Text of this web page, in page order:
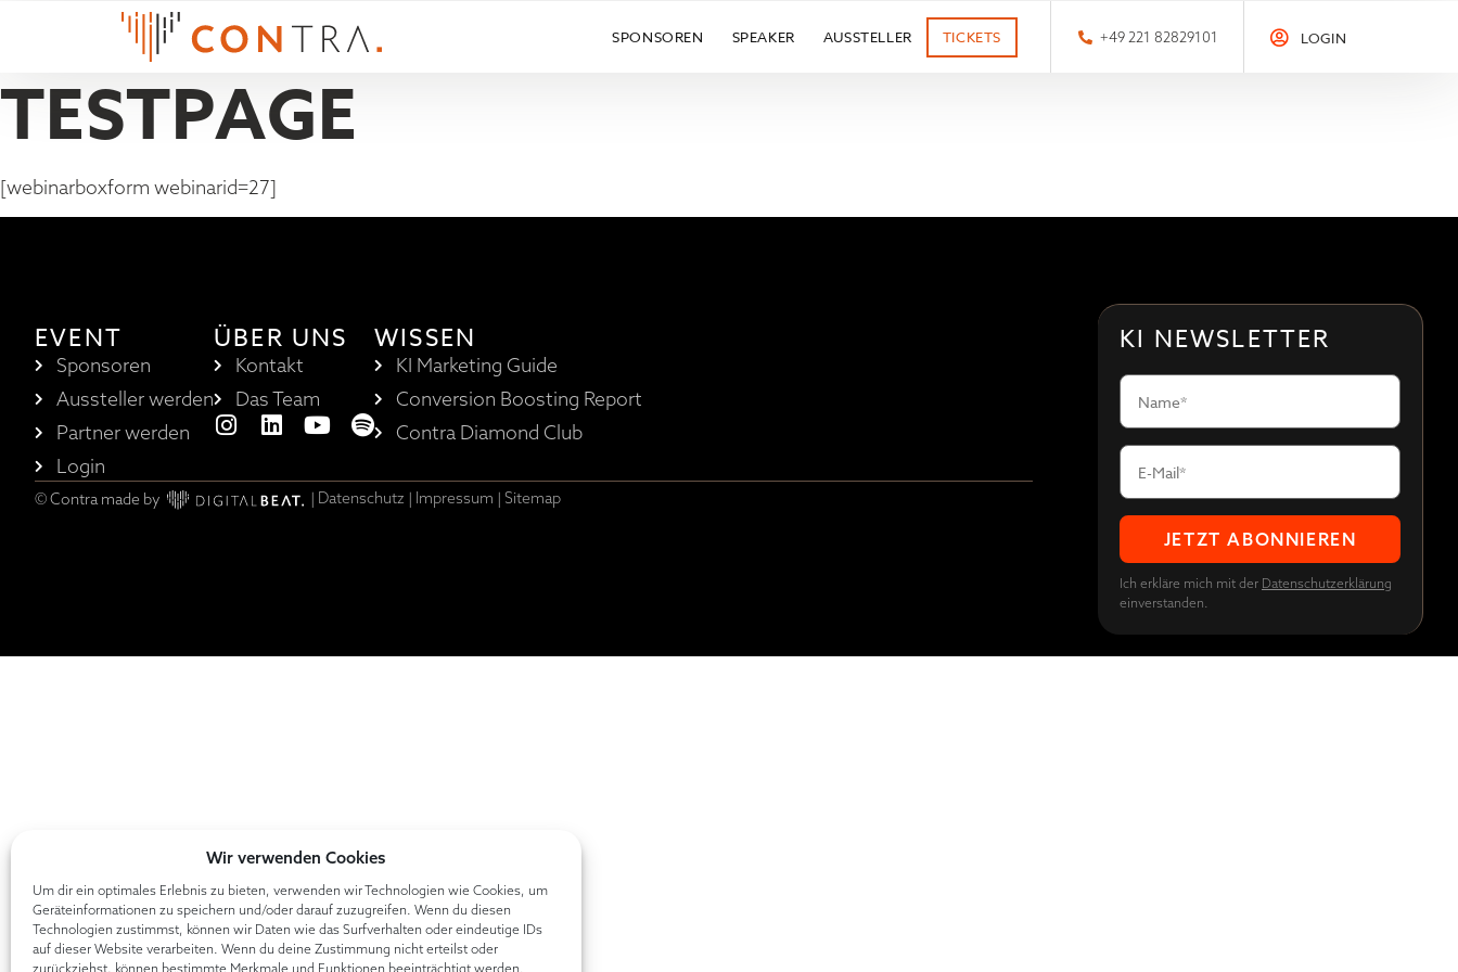
Wir verwenden Cookies
Um dir ein optimales Erlebnis zu bieten, verwenden wir Technologien wie Cookies, um
Geräteinformationen zu speichern und/oder darauf zuzugreifen. Wenn du diesen
Technologien zustimmst, können wir Daten wie das Surfverhalten oder eindeutige IDs
auf dieser Website verarbeiten. Wenn du deine Zustimmung nicht erteilst oder
zurückziehst, können bestimmte Merkmale und Funktionen beeinträchtigt werden.
SPONSOREN SPEAKER AUSSTELLER TICKETS +49 221 82829101 LOGIN
TESTPAGE
[webinarboxform webinarid=27]
EVENT
Sponsoren
Aussteller werden
Partner werden
Login
ÜBER UNS
Kontakt
Das Team
WISSEN
KI Marketing Guide
Conversion Boosting Report
Contra Diamond Club
© Contra made by | Datenschutz | Impressum | Sitemap
KI NEWSLETTER
Ich erkläre mich mit der Datenschutzerklärung
einverstanden.